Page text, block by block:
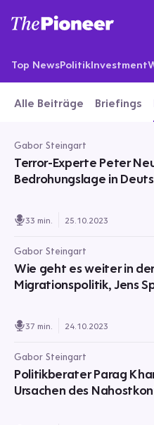
Top NewsPolitikInvestment
Alle Beiträge Briefings
Gabor Steingart
Terror-Experte Peter
Bedrohungslage in
33 min. 25.10.2023
Gabor Steingart
Wie geht es weiter in der
Migrationspolitik, Jens
37 min. 24.10.2023
Gabor Steingart
Politikberater Parag
Ursachen des